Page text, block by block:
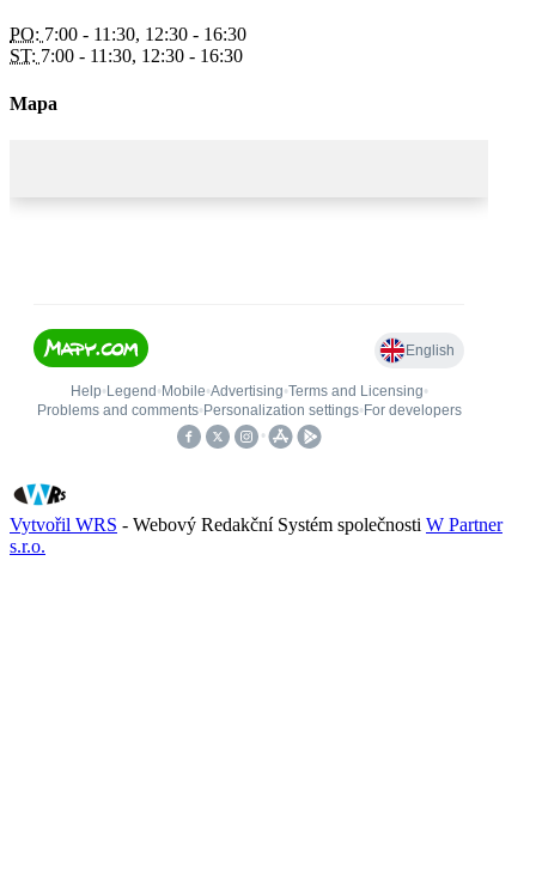
PO: 7:00 - 11:30, 12:30 - 16:30
ST: 7:00 - 11:30, 12:30 - 16:30
Mapa
Vytvořil WRS - Webový Redakční Systém společnosti W Partner
s.r.o.